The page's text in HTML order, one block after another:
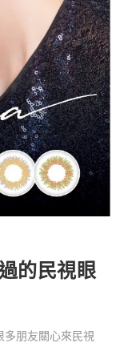
的民視眼
朋友關心來民視